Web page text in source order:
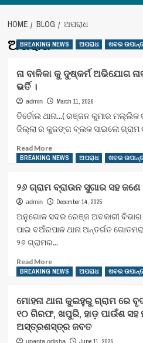
HOME BLOG ଅପରାଧ
ଅପରାଧ
BREAKING NEWS ଅପରାଧ ଖବର
ନା ବାଳିକା କୁ ଦୁଷ୍କର୍ମ ଅଭିଯୋଗ
ଭର୍ତି ।
admin March 11, 2026
ତିର୍ତୋଲ ଥାନା...( ରଞ୍ଜନ କୁମାର
ଜିଲ୍ଲା ର କୁଜଙ୍ଗ ବ୍ଲକ ସାଇଲୋ ଗ୍ରାମ
Read MoreRead
more
ବାଳିକା
କୁ
ଦୁଷ୍କର୍ମ
ଗୁରୁତର
ଭର୍ତି
BREAKING NEWS ଅପରାଧ ଖବର
୨୬ ଗ୍ରାମ ବ୍ରାଉନ ସୁଗାର ସହ
admin December 14, 2025
ଅନୁଗୋଳ ସଦର ରେଞ୍ଜ ଅବକାରୀ
ପାଇ ବଅଁରପାଳ ଥାନା ଅନ୍ତର୍ଗତ
୨୬ ଗ୍ରାମର...
Read MoreRead
more
ଗ୍ରାମ
ବ୍ରାଉନ
ସୁଗାର
ସହ
BREAKING NEWS ଅପରାଧ ଖବର
ମୋହନା ଥାନା କୁଇହୁରୁ ଗ୍ରାମ
୧୦ ଗିରଫ, ଖପୁରି, ହାଡ଼ ପାଉଁଶ ସହ
ଅସ୍ତ୍ରଶସ୍ତ୍ର ଜବତ
upanta odisha June 11, 2025